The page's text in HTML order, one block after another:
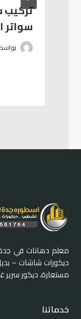
تركيب
معلم دهانات في
ديكورات شاشات –
مستعارة، ديكور
خدماتنا